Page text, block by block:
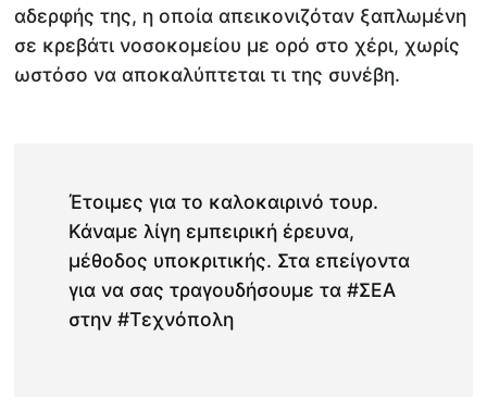
αδερφής της, η οποία απεικονιζόταν ξαπλωμένη
σε κρεβάτι νοσοκομείου με ορό στο χέρι, χωρίς
ωστόσο να αποκαλύπτεται τι της συνέβη.
Έτοιμες για το καλοκαιρινό τουρ.
Κάναμε λίγη εμπειρική έρευνα,
μέθοδος υποκριτικής. Στα επείγοντα
για να σας τραγουδήσουμε τα #ΣΕΑ
στην #Τεχνόπολη